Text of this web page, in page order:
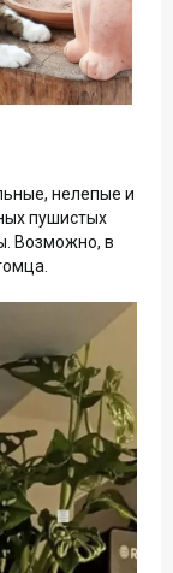
нелепые и
пушистых
Возможно, в